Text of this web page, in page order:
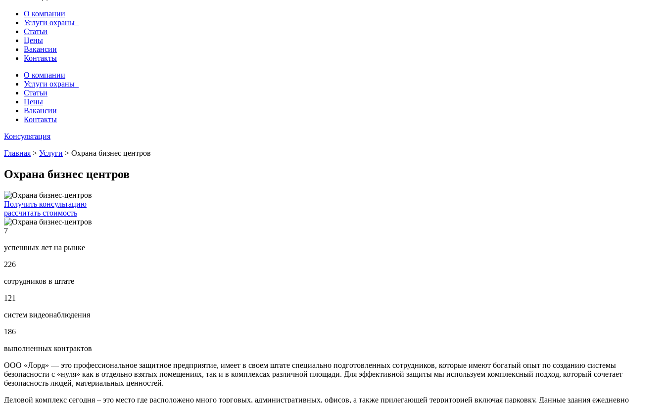
О компании
Услуги охраны
Статьи
Цены
Вакансии
Контакты
О компании
Услуги охраны
Статьи
Цены
Вакансии
Контакты
Консультация
Главная > Услуги > Охрана бизнес центров
Охрана бизнес центров
Получить консультацию
рассчитать стоимость
7
успешных лет на рынке
226
сотрудников в штате
121
систем видеонаблюдения
186
выполненных контрактов
ООО «Лорд» — это профессиональное защитное предприятие, имеет в своем штате специально подготовленных сотрудников, которые имеют богатый опыт по созданию системы
безопасности с «нуля» как в отдельно взятых помещениях, так и в комплексах различной площади. Для эффективной защиты мы используем комплексный подход, который сочетает
безопасность людей, материальных ценностей.
Деловой комплекс сегодня – это место где расположено много торговых, административных, офисов, а также прилегающей территорией включая парковку. Данные здания ежедневно